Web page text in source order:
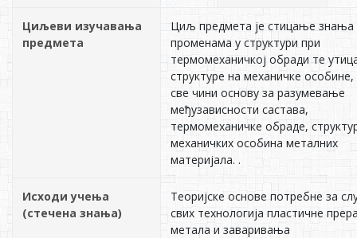
Циљеви изучавања
предмета
Циљ предмета је стицање знања
променама у структури при
термомеханичкој обради те
структуре на механичке
све чини основу за разумевање
међузависности састава,
термомеханичке обраде,
механичких особина металних
материјала. .
Исходи учења
(стечена знања)
Теоријске основе потребне за
свих технологија пластичне
метала и заваривања